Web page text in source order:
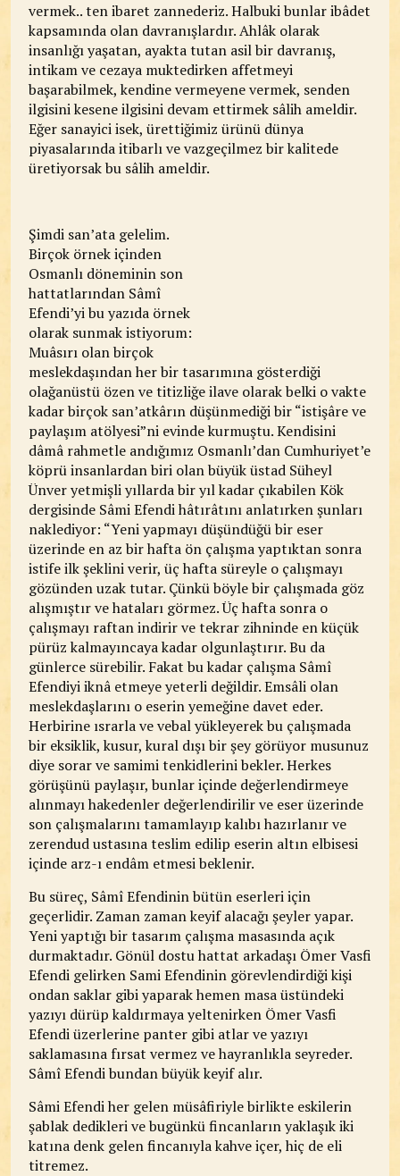
vermek.. ten ibaret zannederiz. Halbuki bunlar ibâdet
kapsamında olan davranışlardır. Ahlâk olarak
insanlığı yaşatan, ayakta tutan asil bir davranış,
intikam ve cezaya muktedirken affetmeyi
başarabilmek, kendine vermeyene vermek, senden
ilgisini kesene ilgisini devam ettirmek sâlih ameldir.
Eğer sanayici isek, ürettiğimiz ürünü dünya
piyasalarında itibarlı ve vazgeçilmez bir kalitede
üretiyorsak bu sâlih ameldir.
Şimdi san’ata gelelim.
Birçok örnek içinden
Osmanlı döneminin son
hattatlarından Sâmî
Efendi’yi bu yazıda örnek
olarak sunmak istiyorum:
Muâsırı olan birçok
meslekdaşından her bir tasarımına gösterdiği
olağanüstü özen ve titizliğe ilave olarak belki o vakte
kadar birçok san’atkârın düşünmediği bir “istişâre ve
paylaşım atölyesi”ni evinde kurmuştu. Kendisini
dâmâ rahmetle andığımız Osmanlı’dan Cumhuriyet’e
köprü insanlardan biri olan büyük üstad Süheyl
Ünver yetmişli yıllarda bir yıl kadar çıkabilen Kök
dergisinde Sâmi Efendi hâtırâtını anlatırken şunları
naklediyor: “Yeni yapmayı düşündüğü bir eser
üzerinde en az bir hafta ön çalışma yaptıktan sonra
istife ilk şeklini verir, üç hafta süreyle o çalışmayı
gözünden uzak tutar. Çünkü böyle bir çalışmada göz
alışmıştır ve hataları görmez. Üç hafta sonra o
çalışmayı raftan indirir ve tekrar zihninde en küçük
pürüz kalmayıncaya kadar olgunlaştırır. Bu da
günlerce sürebilir. Fakat bu kadar çalışma Sâmî
Efendiyi iknâ etmeye yeterli değildir. Emsâli olan
meslekdaşlarını o eserin yemeğine davet eder.
Herbirine ısrarla ve vebal yükleyerek bu çalışmada
bir eksiklik, kusur, kural dışı bir şey görüyor musunuz
diye sorar ve samimi tenkidlerini bekler. Herkes
görüşünü paylaşır, bunlar içinde değerlendirmeye
alınmayı hakedenler değerlendirilir ve eser üzerinde
son çalışmalarını tamamlayıp kalıbı hazırlanır ve
zerendud ustasına teslim edilip eserin altın elbisesi
içinde arz-ı endâm etmesi beklenir.
Bu süreç, Sâmî Efendinin bütün eserleri için
geçerlidir. Zaman zaman keyif alacağı şeyler yapar.
Yeni yaptığı bir tasarım çalışma masasında açık
durmaktadır. Gönül dostu hattat arkadaşı Ömer Vasfi
Efendi gelirken Sami Efendinin görevlendirdiği kişi
ondan saklar gibi yaparak hemen masa üstündeki
yazıyı dürüp kaldırmaya yeltenirken Ömer Vasfi
Efendi üzerlerine panter gibi atlar ve yazıyı
saklamasına fırsat vermez ve hayranlıkla seyreder.
Sâmî Efendi bundan büyük keyif alır.
Sâmi Efendi her gelen müsâfiriyle birlikte eskilerin
şablak dedikleri ve bugünkü fincanların yaklaşık iki
katına denk gelen fincanıyla kahve içer, hiç de eli
titremez.